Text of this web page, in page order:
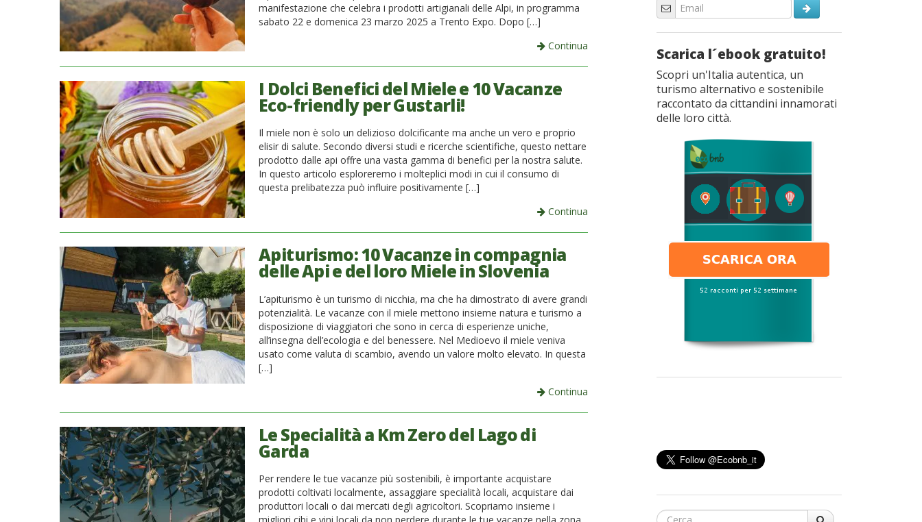
manifestazione che celebra i prodotti artigianali delle Alpi, in programma
sabato 22 e domenica 23 marzo 2025 a Trento Expo. Dopo […]
Continua
I Dolci Benefici del Miele e 10 Vacanze
Eco-friendly per Gustarli!
Il miele non è solo un delizioso dolcificante ma anche un vero e proprio
elisir di salute. Secondo diversi studi e ricerche scientifiche, questo nettare
prodotto dalle api offre una vasta gamma di benefici per la nostra salute.
In questo articolo esploreremo i molteplici modi in cui il consumo di
questa prelibatezza può influire positivamente […]
Continua
Apiturismo: 10 Vacanze in compagnia
delle Api e del loro Miele in Slovenia
L’apiturismo è un turismo di nicchia, ma che ha dimostrato di avere grandi
potenzialità. Le vacanze con il miele mettono insieme natura e turismo a
disposizione di viaggiatori che sono in cerca di esperienze uniche,
all’insegna dell’ecologia e del benessere. Nel Medioevo il miele veniva
usato come valuta di scambio, avendo un valore molto elevato. In questa
[…]
Continua
Le Specialità a Km Zero del Lago di
Garda
Per rendere le tue vacanze più sostenibili, è importante acquistare
prodotti coltivati localmente, assaggiare specialità locali, acquistare dai
produttori locali o dai mercati degli agricoltori. Scopriamo insieme i
Scarica l´ebook gratuito!
Scopri un'Italia autentica, un
turismo alternativo e sostenibile
raccontato da cittandini innamorati
delle loro città.
Cerca